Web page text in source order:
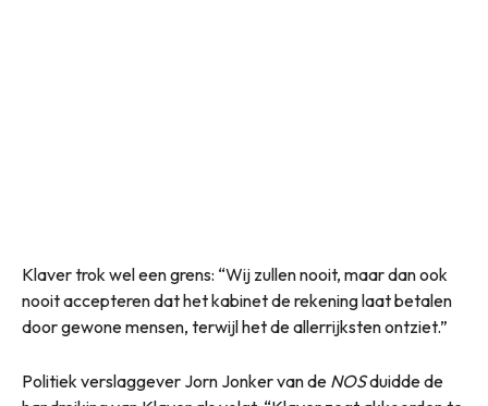
Klaver trok wel een grens: “Wij zullen nooit, maar dan ook
nooit accepteren dat het kabinet de rekening laat betalen
door gewone mensen, terwijl het de allerrijksten ontziet.”
Politiek verslaggever Jorn Jonker van de NOSduidde de